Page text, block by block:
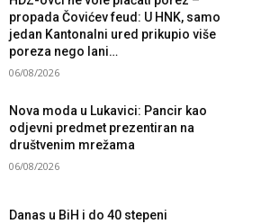
propada Čovićev feud: U HNK, samo
jedan Kantonalni ured prikupio više
poreza nego lani…
06/08/2026
Nova moda u Lukavici: Pancir kao
odjevni predmet prezentiran na
društvenim mrežama
06/08/2026
Danas u BiH i do 40 stepeni